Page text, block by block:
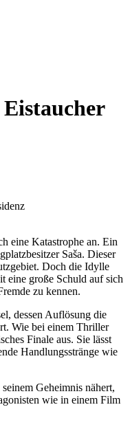
eine Katastrophe an. Ein
Saša. Dieser
Doch die Idylle
eine große Schuld auf sich
zu kennen.
dessen Auflösung die
Wie bei einem Thriller
Finale aus. Sie lässt
Handlungsstränge wie
Geheimnis nähert,
wie in einem Film